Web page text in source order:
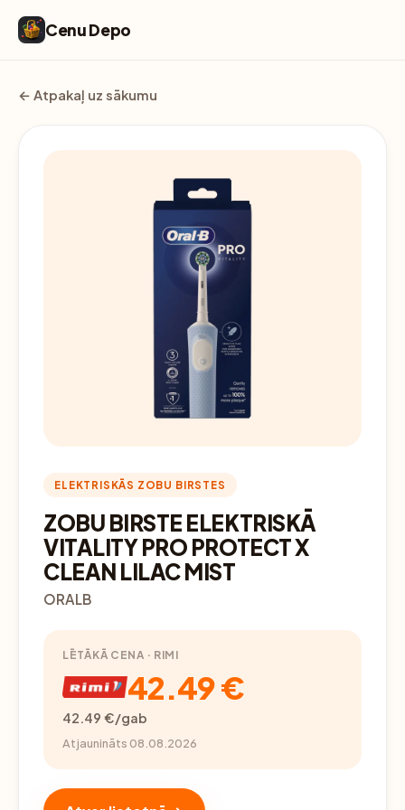
Cenu Depo
← Atpakaļ uz sākumu
ELEKTRISKĀS ZOBU BIRSTES
ZOBU BIRSTE ELEKTRISKĀ
VITALITY PRO PROTECT X
CLEAN LILAC MIST
ORALB
LĒTĀKĀ CENA · RIMI
42.49 €
42.49 €/gab
Atjaunināts 08.08.2026